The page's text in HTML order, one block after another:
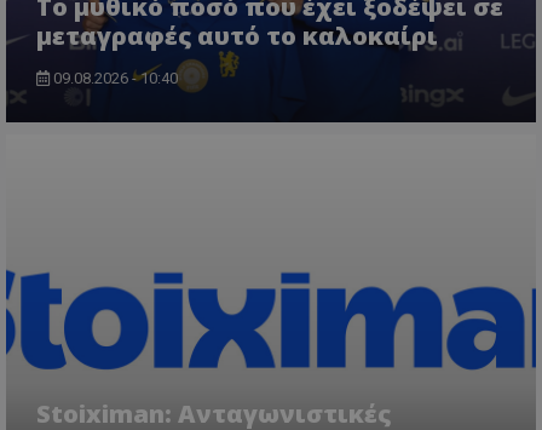
Το μυθικό ποσό που έχει ξοδέψει σε
μεταγραφές αυτό το καλοκαίρι
09.08.2026 - 10:40
Stoiximan: Ανταγωνιστικές